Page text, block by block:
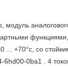
модуль
... +70°c, со
6hd00-0ba1 . 4